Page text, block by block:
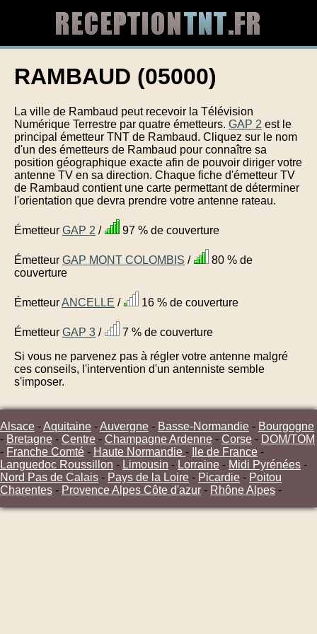
RAMBAUD (05000)
La ville de Rambaud peut recevoir la Télévision
Numérique Terrestre par quatre émetteurs. GAP 2 est le
principal émetteur TNT de Rambaud. Cliquez sur le nom
d'un des émetteurs de Rambaud pour connaître sa
position géographique exacte afin de pouvoir diriger votre
antenne TV en sa direction. Chaque fiche d'émetteur TV
de Rambaud contient une carte permettant de déterminer
l'orientation que devra prendre votre antenne rateau.
Émetteur GAP 2 / 97 % de couverture
Émetteur GAP MONT COLOMBIS /
80 % de
couverture
ÉmetteurANCELLE / 16 % de couverture
Émetteur GAP 3 /
7 % de couverture
Si vous ne parvenez pas à régler votre antenne malgré
ces conseils, l'intervention d'un antenniste semble
s'imposer.
Alsace -Aquitaine -Auvergne - Basse-Normandie - Bourgogne
- Bretagne - Centre - Champagne Ardenne - Corse - DOM/TOM
- Franche Comté - Haute Normandie - Ile de France -
Languedoc Roussillon - Limousin - Lorraine - Midi Pyrénées -
Nord Pas de Calais - Pays de la Loire - Picardie - Poitou
Charentes - Provence Alpes Côte d'azur - Rhône Alpes -